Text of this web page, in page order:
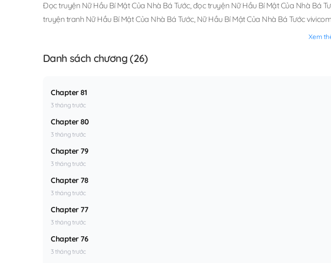
Đọc truyện Nữ Hầu Bí Mật Của Nhà Bá Tước,đọc truyện Nữ Hầu Bí Mật Của Nhà Bá
truyện tranh Nữ Hầu Bí Mật Của Nhà Bá Tước, Nữ Hầu Bí Mật Của Nhà Bá Tước
Xem
Danh sách chương (26)
Chapter 81
3 tháng trước
Chapter 80
3 tháng trước
Chapter 79
3 tháng trước
Chapter 78
3 tháng trước
Chapter 77
3 tháng trước
Chapter 76
3 tháng trước